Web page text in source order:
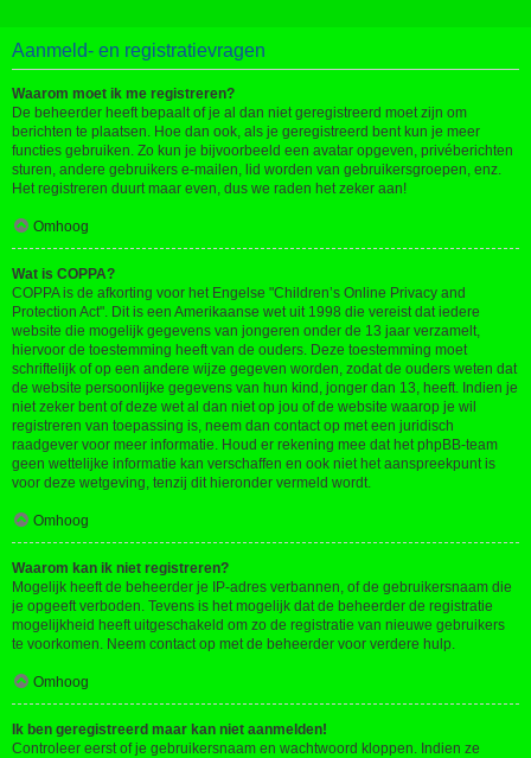
Aanmeld- en registratievragen
Waarom moet ik me registreren?
De beheerder heeft bepaalt of je al dan niet geregistreerd moet zijn om
berichten te plaatsen. Hoe dan ook, als je geregistreerd bent kun je meer
functies gebruiken. Zo kun je bijvoorbeeld een avatar opgeven, privéberichten
sturen, andere gebruikers e-mailen, lid worden van gebruikersgroepen, enz.
Het registreren duurt maar even, dus we raden het zeker aan!
Omhoog
Wat is COPPA?
COPPA is de afkorting voor het Engelse "Children’s Online Privacy and
Protection Act". Dit is een Amerikaanse wet uit 1998 die vereist dat iedere
website die mogelijk gegevens van jongeren onder de 13 jaar verzamelt,
hiervoor de toestemming heeft van de ouders. Deze toestemming moet
schriftelijk of op een andere wijze gegeven worden, zodat de ouders weten dat
de website persoonlijke gegevens van hun kind, jonger dan 13, heeft. Indien je
niet zeker bent of deze wet al dan niet op jou of de website waarop je wil
registreren van toepassing is, neem dan contact op met een juridisch
raadgever voor meer informatie. Houd er rekening mee dat het phpBB-team
geen wettelijke informatie kan verschaffen en ook niet het aanspreekpunt is
voor deze wetgeving, tenzij dit hieronder vermeld wordt.
Omhoog
Waarom kan ik niet registreren?
Mogelijk heeft de beheerder je IP-adres verbannen, of de gebruikersnaam die
je opgeeft verboden. Tevens is het mogelijk dat de beheerder de registratie
mogelijkheid heeft uitgeschakeld om zo de registratie van nieuwe gebruikers
te voorkomen. Neem contact op met de beheerder voor verdere hulp.
Omhoog
Ik ben geregistreerd maar kan niet aanmelden!
Controleer eerst of je gebruikersnaam en wachtwoord kloppen. Indien ze